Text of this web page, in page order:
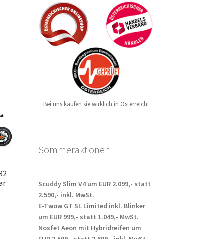
Bei uns kaufen sie wirklich in Österreich!
Sommeraktionen
Scuddy Slim V4 um EUR 2.099,- statt
2.590,- inkl. MwSt.
E-Twow GT SL Limited inkl. Blinker
um EUR 999,- statt 1.049,- MwSt.
Nosfet Aeon mit Hybridreifen um